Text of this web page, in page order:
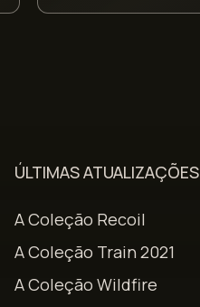
ÚLTIMAS ATUALIZAÇÕES
A Coleção Recoil
A Coleção Train 2021
A Coleção Wildfire